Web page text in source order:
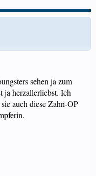
sehen ja zum
ja herzallerliebst. Ich
auch diese Zahn-OP